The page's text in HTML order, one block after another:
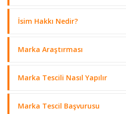
İsim Hakkı Nedir?
Marka Araştırması
Marka Tescili Nasıl Yapılır
Marka Tescil Başvurusu